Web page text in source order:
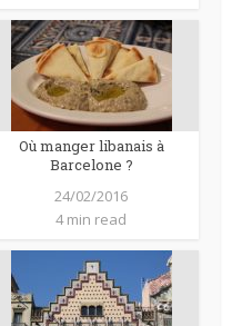
Où manger libanais à
Barcelone ?
24/02/2016
4 min read